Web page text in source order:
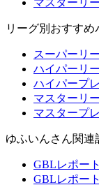
マスターリ
リーグ別おすすめ
スーパーリ
ハイパーリ
ハイパープ
マスターリ
マスタープ
ゆふいんさん関連
GBLレポー
GBLレポー